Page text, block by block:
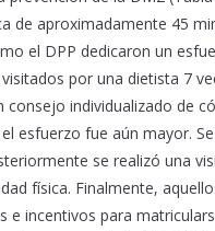
de aproximadamente 45
el DPP dedicaron un
por una dietista 7
individualizado de
esfuerzo fue aún mayor.
se realizó una
física. Finalmente,
incentivos para